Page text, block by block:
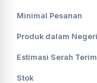
Minimal Pesanan
Produk dalam Negeri
Estimasi Serah
Stok